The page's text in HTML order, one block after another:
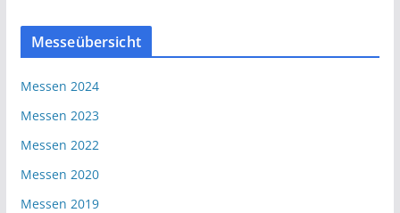
Messeübersicht
Messen 2024
Messen 2023
Messen 2022
Messen 2020
Messen 2019